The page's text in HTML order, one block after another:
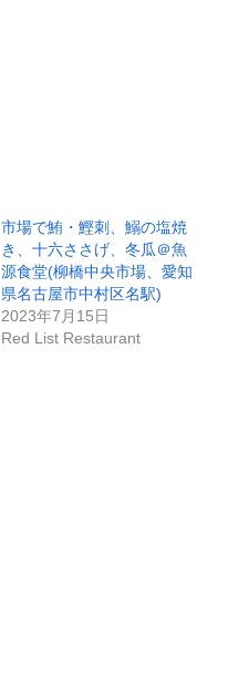
市場で鮪・鰹刺、鰯の塩焼
き、十六ささげ、冬瓜＠魚
源食堂(柳橋中央市場、愛知
県名古屋市中村区名駅)
2023年7月15日
Red List Restaurant